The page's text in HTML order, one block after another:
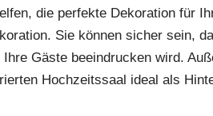
die perfekte Dekoration für
Sie können sicher sein,
Gäste beeindrucken wird.
Hochzeitssaal ideal als